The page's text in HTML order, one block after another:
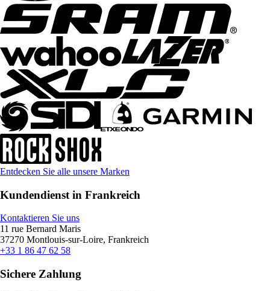
Entdecken Sie alle unsere Marken
Kundendienst in Frankreich
Kontaktieren Sie uns
11 rue Bernard Maris
37270 Montlouis-sur-Loire, Frankreich
+33 1 86 47 62 58
Sichere Zahlung